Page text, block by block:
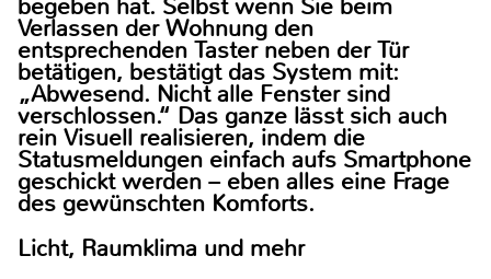
begeben hat. Selbst wenn Sie beim
Verlassen der Wohnung den
entsprechenden Taster neben der Tür
betätigen, bestätigt das System mit:
„Abwesend. Nicht alle Fenster sind
verschlossen.“ Das ganze lässt sich auch
rein Visuell realisieren, indem die
Statusmeldungen einfach aufs Smartphone
geschickt werden – eben alles eine Frage
des gewünschten Komforts.
Licht, Raumklima und mehr